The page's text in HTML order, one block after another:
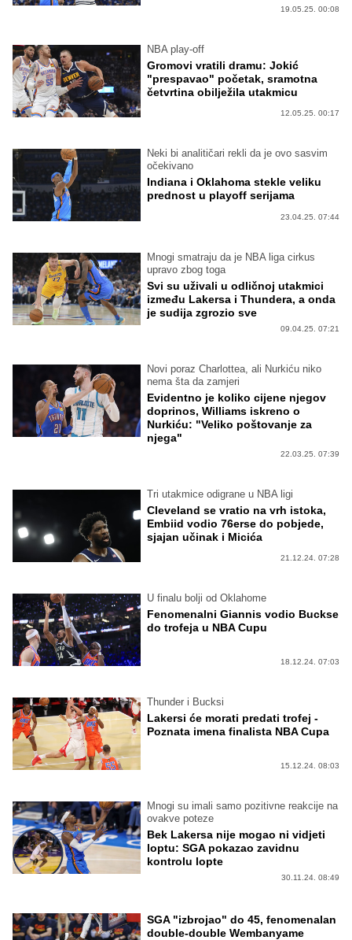
19.05.25. 00:08
NBA play-off
Gromovi vratili dramu: Jokić
"prespavao" početak, sramotna
četvrtina obilježila utakmicu
12.05.25. 00:17
Neki bi analitičari rekli da je ovo sasvim
očekivano
Indiana i Oklahoma stekle veliku
prednost u playoff serijama
23.04.25. 07:44
Mnogi smatraju da je NBA liga cirkus
upravo zbog toga
Svi su uživali u odličnoj utakmici
između Lakersa i Thundera, a onda
je sudija zgrozio sve
09.04.25. 07:21
Novi poraz Charlottea, ali Nurkiću niko
nema šta da zamjeri
Evidentno je koliko cijene njegov
doprinos, Williams iskreno o
Nurkiću: "Veliko poštovanje za
njega"
22.03.25. 07:39
Tri utakmice odigrane u NBA ligi
Cleveland se vratio na vrh istoka,
Embiid vodio 76erse do pobjede,
sjajan učinak i Micića
21.12.24. 07:28
U finalu bolji od Oklahome
Fenomenalni Giannis vodio Buckse
do trofeja u NBA Cupu
18.12.24. 07:03
Thunder i Bucksi
Lakersi će morati predati trofej -
Poznata imena finalista NBA Cupa
15.12.24. 08:03
Mnogi su imali samo pozitivne reakcije na
ovakve poteze
Bek Lakersa nije mogao ni vidjeti
loptu: SGA pokazao zavidnu
kontrolu lopte
30.11.24. 08:49
SGA "izbrojao" do 45, fenomenalan
double-double Wembanyame